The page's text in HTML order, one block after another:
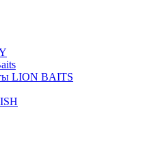
LION BAITS